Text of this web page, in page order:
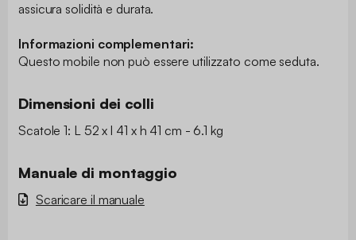
assicura solidità e durata.
Informazioni complementari:
Questo mobile non può essere utilizzato come seduta.
Dimensioni dei colli
Scatole 1: L 52 x l 41 x h 41 cm - 6.1 kg
Manuale di montaggio
Scaricare il manuale